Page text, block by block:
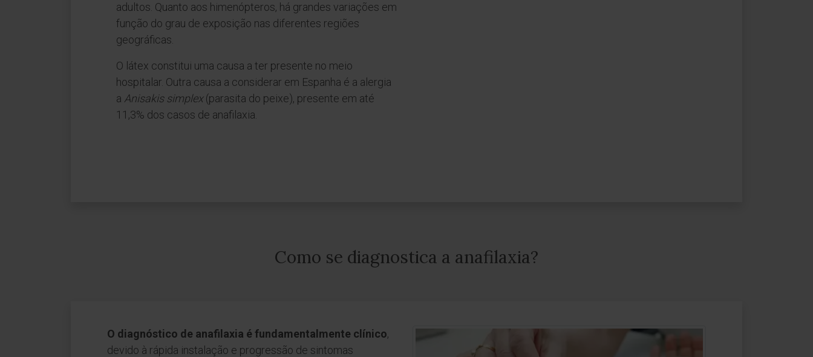
adultos. Quanto aos himenópteros, há grandes variações em
função do grau de exposição nas diferentes regiões
geográficas.
O látex constitui uma causa a ter presente no meio
hospitalar. Outra causa a considerar em Espanha é a alergia
a Anisakis simplex(parasita do peixe), presente em até
11,3% dos casos de anafilaxia.
Como se diagnostica a anafilaxia?
O diagnóstico de anafilaxia é fundamentalmente clínico,
devido à rápida instalação e progressão de sintomas